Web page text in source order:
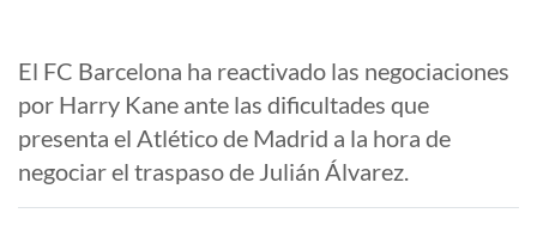
El FC Barcelona ha reactivado las negociaciones
por Harry Kane ante las dificultades que
presenta el Atlético de Madrid a la hora de
negociar el traspaso de Julián Álvarez.